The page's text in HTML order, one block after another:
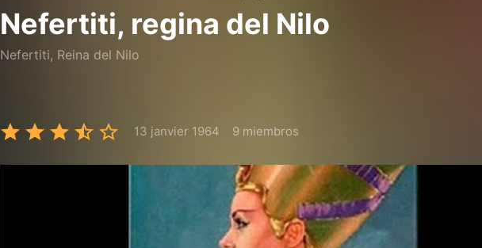
Nefertiti, regina del Nilo
Nefertiti, Reina del Nilo
13 janvier 1964 9 miembros